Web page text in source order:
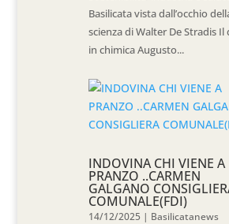
Basilicata vista dall’occhio
scienza di Walter De Stradis
in chimica Augusto...
INDOVINA CHI VIENE A
PRANZO ..CARMEN
GALGANO
COMUNALE(FDI)
14/12/2025 | Basilicatanews